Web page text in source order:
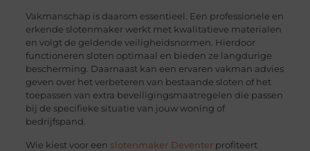
Vakmanschap is daarom essentieel. Een professionele en
erkende slotenmaker werkt met kwalitatieve materialen
en volgt de geldende veiligheidsnormen. Hierdoor
functioneren sloten optimaal en bieden ze langdurige
bescherming. Daarnaast kan een ervaren vakman advies
geven over het verbeteren van bestaande sloten of het
toepassen van extra beveiligingsmaatregelen die passen
bij de specifieke situatie van jouw woning of
bedrijfspand.
Wie kiest voor een slotenmaker Deventerprofiteert